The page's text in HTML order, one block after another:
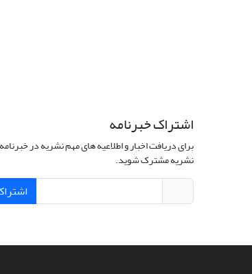
اشتراک خبرنامه
برای دریافت اخبار و اطلاعیه های مهم نشریه در خبرنامه
نشریه مشترک شوید.